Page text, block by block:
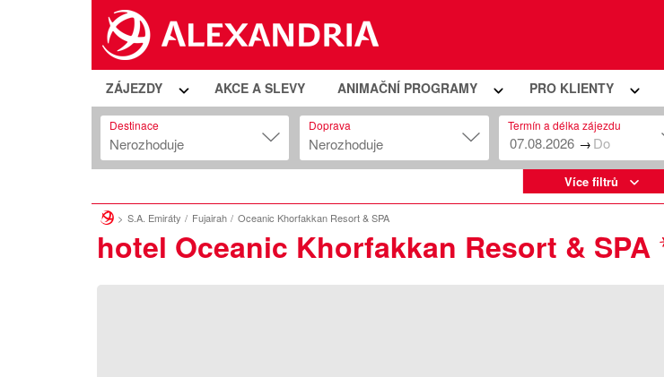
ZÁJEZDY AKCE A SLEVY ANIMAČNÍ PROGRAMY PRO KLIENTY
Destinace
Nerozhoduje
Doprava
Nerozhoduje
Termín a délka zájezdu
→
Více filtrů
S.A. Emiráty Fujairah Oceanic Khorfakkan Resort & SPA
hotel Oceanic Khorfakkan Resort & SPA